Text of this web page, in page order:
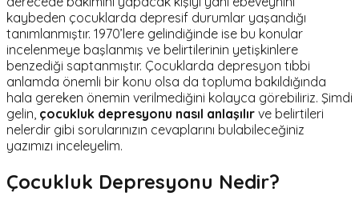
kaybeden çocuklarda depresif durumlar yaşandığı
tanımlanmıştır. 1970’lere gelindiğinde ise bu konular
incelenmeye başlanmış ve belirtilerinin yetişkinlere
benzediği saptanmıştır. Çocuklarda depresyon tıbbi
anlamda önemli bir konu olsa da topluma bakıldığında
hala gereken önemin verilmediğini kolayca görebiliriz. Şimdi
gelin, çocukluk depresyonu nasıl anlaşılır ve belirtileri
nelerdir gibi sorularınızın cevaplarını bulabileceğiniz
yazımızı inceleyelim.
Çocukluk Depresyonu Nedir?